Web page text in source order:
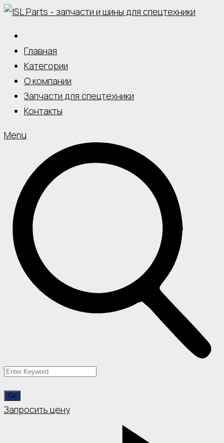
Skip
content
Главная
Категории
О компании
Запчасти для спецтехники
Контакты
Menu
Запросить цену